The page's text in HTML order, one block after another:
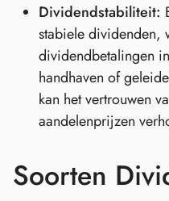
Dividendstabiliteit:
stabiele dividenden,
dividendbetalingen
handhaven of
kan het vertrouwen
aandelenprijzen
Soorten